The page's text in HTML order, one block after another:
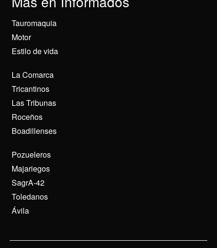
Tauromaquia
Motor
Estilo de vida
La Comarca
Tricantinos
Las Tribunas
Roceños
Boadillenses
Pozueleros
Majariegos
SagrA-42
Toledanos
Ávila